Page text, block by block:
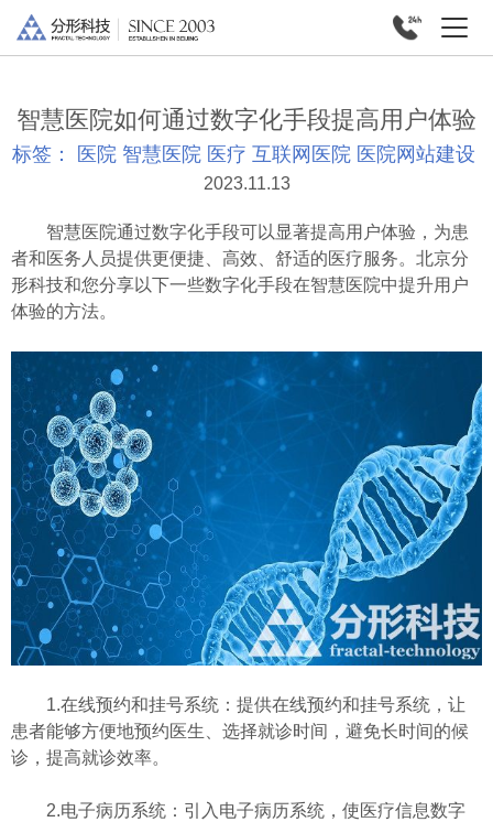
智慧医院如何通过数字化手段提高用户体验
标签： 医院 智慧医院 医疗 互联网医院 医院网站建设
2023.11.13
智慧医院通过数字化手段可以显著提高用户体验，为患
者和医务人员提供更便捷、高效、舒适的医疗服务。北京分
形科技和您分享以下一些数字化手段在智慧医院中提升用户
体验的方法。
1.在线预约和挂号系统：提供在线预约和挂号系统，让
患者能够方便地预约医生、选择就诊时间，避免长时间的候
诊，提高就诊效率。
2.电子病历系统：引入电子病历系统，使医疗信息数字